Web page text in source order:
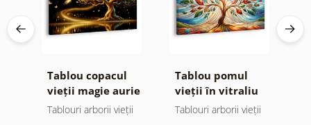
Tablou copacul
vieții magie aurie
Tablouri arborii vieții
Tablou pomul
vieții în vitraliu
colorat
Tablouri arborii vieții